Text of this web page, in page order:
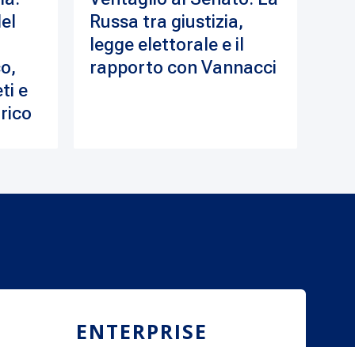
e
Russa tra giustizia,
legge elettorale e il
rapporto con Vannacci
ENTERPRISE